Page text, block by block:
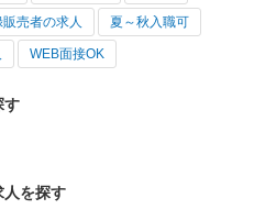
販売者の求人 夏～秋入職可
WEB面接OK
す
人を探す